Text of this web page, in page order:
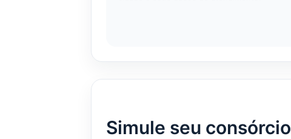
Simule seu consórcio